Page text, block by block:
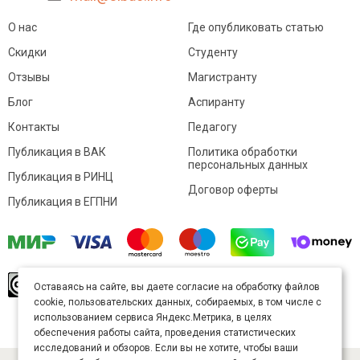
О нас
Скидки
Отзывы
Блог
Контакты
Где опубликовать статью
Студенту
Магистранту
Аспиранту
Педагогу
Публикация в ВАК
Публикация в РИНЦ
Публикация в ЕГПНИ
Политика обработки
персональных данных
Договор оферты
произведение доступно полицензии Creative
Commons «Attribution» («Атрибуция») 4.0
Непортированная.
Карта сайта
Оставаясь на сайте, вы даете согласие на обработку файлов
cookie, пользовательских данных, собираемых, в том числе с
использованием сервиса Яндекс.Метрика, в целях
обеспечения работы сайта, проведения статистических
исследований и обзоров. Если вы не хотите, чтобы ваши